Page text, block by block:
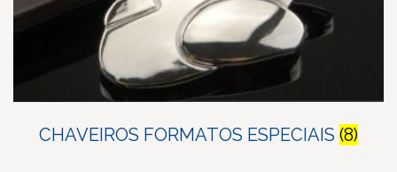
CHAVEIROS FORMATOS ESPECIAIS (8)